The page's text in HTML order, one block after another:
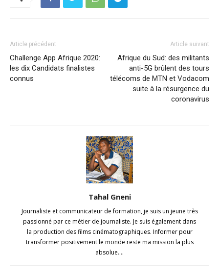
Article précédent
Challenge App Afrique 2020:
les dix Candidats finalistes
connus
Article suivant
Afrique du Sud: des militants
anti-5G brûlent des tours
télécoms de MTN et Vodacom
suite à la résurgence du
coronavirus
Tahal Gneni
Journaliste et communicateur de formation, je suis un jeune très
passionné par ce métier de journaliste. Je suis également dans
la production des films cinématographiques. Informer pour
transformer positivement le monde reste ma mission la plus
absolue....